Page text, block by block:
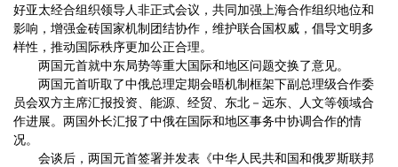
好亚太经合组织领导人非正式会议，共同加强上海合作组织地位和
影响，增强金砖国家机制团结协作，维护联合国权威，倡导文明多
样性，推动国际秩序更加公正合理。
两国元首就中东局势等重大国际和地区问题交换了意见。
两国元首听取了中俄总理定期会晤机制框架下副总理级合作委
员会双方主席汇报投资、能源、经贸、东北－远东、人文等领域合
作进展。两国外长汇报了中俄在国际和地区事务中协调合作的情
况。
会谈后，两国元首签署并发表《中华人民共和国和俄罗斯联邦